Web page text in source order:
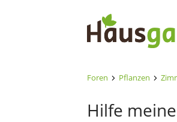
Foren Pflanzen
Hilfe